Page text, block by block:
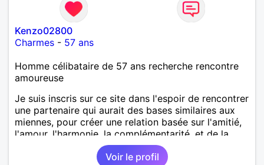
Kenzo02800
Charmes - 57 ans
Homme célibataire de 57 ans recherche rencontre
amoureuse
Je suis inscris sur ce site dans l'espoir de rencontrer
une partenaire qui aurait des bases similaires aux
miennes, pour créer une relation basée sur l'amitié,
l'amour, l'harmonie, la complémentarité, et de la
confiance. Tout en respectant le besoin
d'indépendance et de créativité de chacun.
Voir le profil